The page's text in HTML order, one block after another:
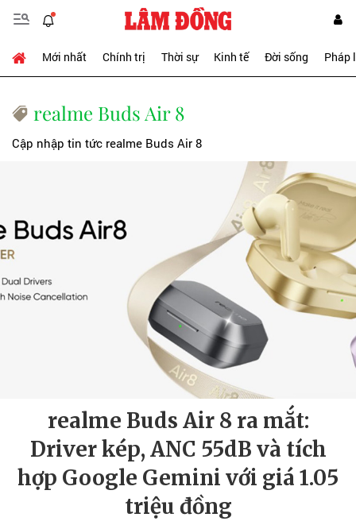
Mới nhất Chính trị Thời sự Kinh tế Đời sống Pháp
realme Buds Air 8
Cập nhập tin tức realme Buds Air 8
realme Buds Air 8 ra mắt:
Driver kép, ANC 55dB và tích
hợp Google Gemini với giá 1.05
triệu đồng